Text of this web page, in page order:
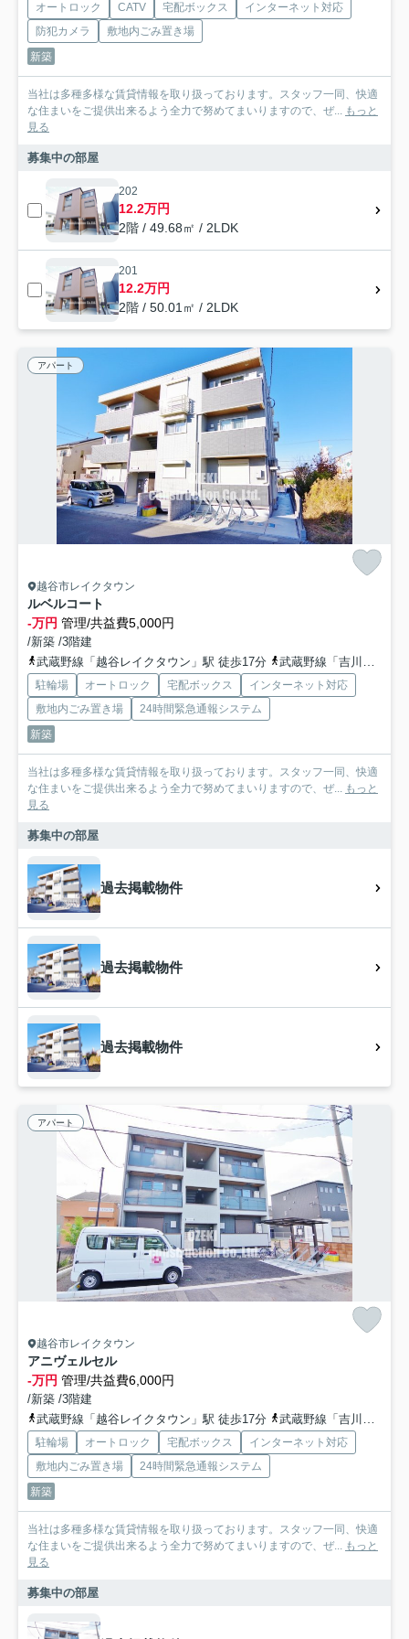
オートロック CATV 宅配ボックス
インターネット対応
防犯カメラ
敷地内ごみ置き場
新築
当社は多種多様な賃貸情報を取り扱っております。スタッフ一同、快適
な住まいをご提供出来るよう全力で努めてまいりますので、ぜ... もっと
見る
募集中の部屋
202
12.2万円
2階 / 49.68㎡ / 2LDK
201
12.2万円
2階 / 50.01㎡ / 2LDK
アパート
越谷市レイクタウン
ルベルコート
-万円 管理/共益費5,000円
/新築 /3階建
武蔵野線「越谷レイクタウン」駅 徒歩17分
武蔵野線「吉川」駅 徒歩40分
駐輪場 オートロック 宅配ボックス
インターネット対応
敷地内ごみ置き場
24時間緊急通報システム
新築
当社は多種多様な賃貸情報を取り扱っております。スタッフ一同、快適
な住まいをご提供出来るよう全力で努めてまいりますので、ぜ... もっと
見る
募集中の部屋
過去掲載物件
過去掲載物件
過去掲載物件
アパート
越谷市レイクタウン
アニヴェルセル
-万円 管理/共益費6,000円
/新築 /3階建
武蔵野線「越谷レイクタウン」駅 徒歩17分
武蔵野線「吉川」駅 徒歩40分
駐輪場 オートロック 宅配ボックス
インターネット対応
敷地内ごみ置き場
24時間緊急通報システム
新築
当社は多種多様な賃貸情報を取り扱っております。スタッフ一同、快適
な住まいをご提供出来るよう全力で努めてまいりますので、ぜ... もっと
見る
募集中の部屋